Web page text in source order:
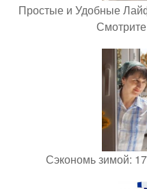
Простые и Удобные
Сэкономь зимой: